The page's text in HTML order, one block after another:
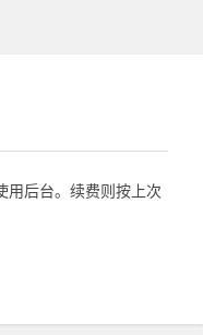
用后台。续费则按上次